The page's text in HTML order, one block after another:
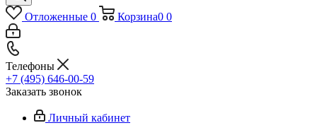
Отложенные 0 Корзина0 0
Телефоны
+7 (495) 646-00-59
Заказать звонок
Личный кабинет